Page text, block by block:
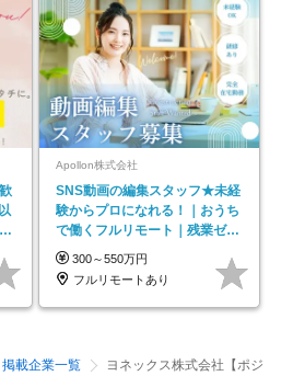
Apollon株式会社
SNS動画の編集スタッフ★未経
験からプロになれる！｜おうち
で働くフルリモート｜残業ゼロ
で18時退勤◎
300～550万円
フルリモートあり
掲載企業一覧 ヨネックス株式会社【ポジ